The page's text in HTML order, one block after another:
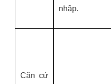
nhập.
Căn cứ